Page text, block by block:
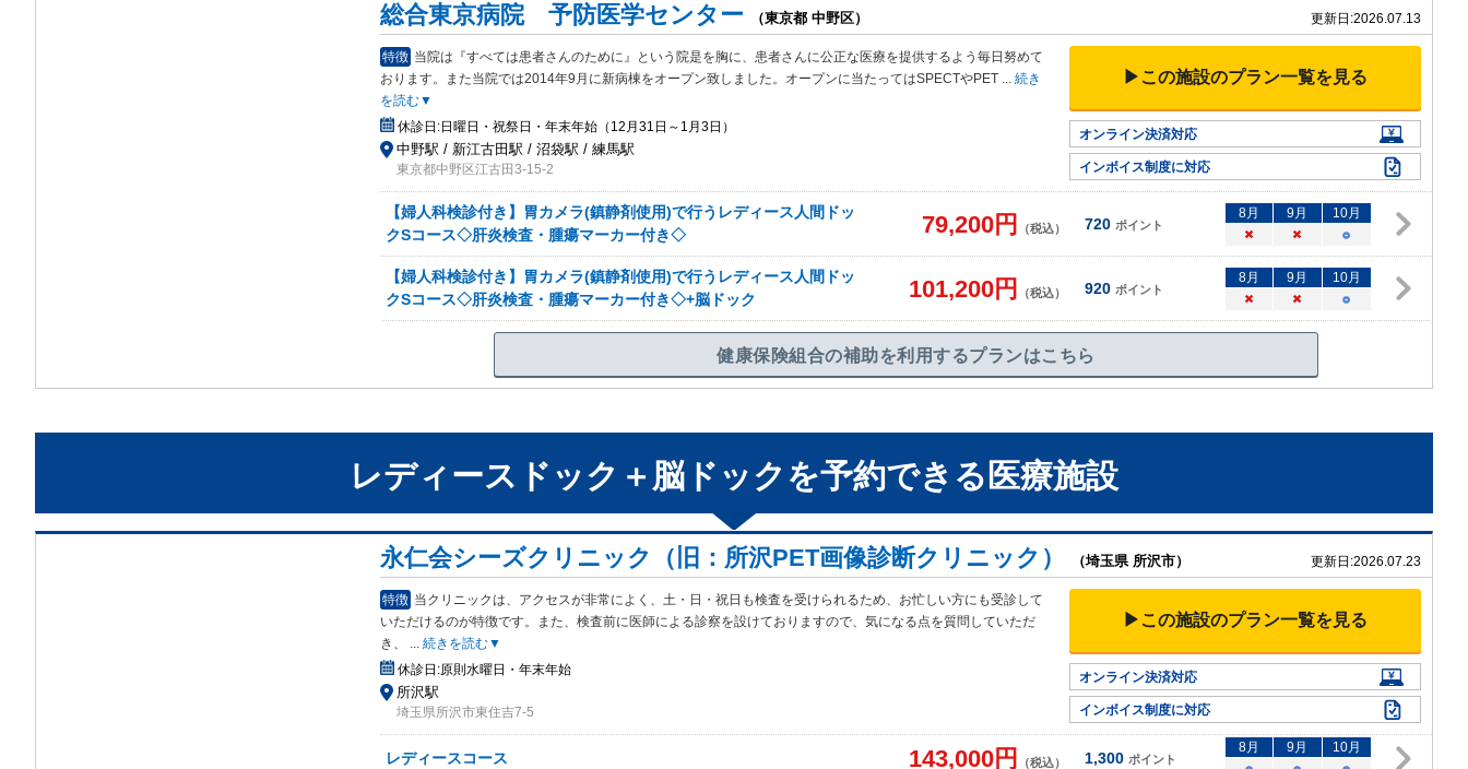
総合東京病院 予防医学センター （東京都 中野区） 更新日:2026.07.13
特徴 当院は『すべては患者さんのために』という院是を胸に、患者さんに公正な医療を提供するよう毎日努めて
おり ます。また当院では2014年9月に新病棟をオープン致しました。オープンに当たってはSPECTやPET ... 続き
を読む▼
休診日:日曜日・祝祭日・年末年始（12月31日～1月3日）
中野駅 / 新江古田駅 / 沼袋駅 / 練馬駅
東京都中野区江古田3-15-2
▶この施設のプラン一覧を見る
オンライン決済対応
インボイス制度に対応
【婦人科検診付き】胃カメラ(鎮静剤使用)で行うレディース人間ドッ
クSコース◇肝炎検査・腫瘍マーカー付き◇
79,200円 （税込） 720 ポイント
8月 9月 10月
×
× ○
【婦人科検診付き】胃カメラ(鎮静剤使用)で行うレディース人間ドッ
クSコース◇肝炎検査・腫瘍マーカー付き◇+脳ドック
101,200円 （税込） 920 ポイント
8月 9月 10月
×
× ○
健康保険組合の補助を利用するプランはこちら
レディースドック＋脳ドック を予約できる 医療施設
永仁会シーズクリニック（旧：所沢PET画像診断クリニック） （埼玉県 所沢市） 更新日:2026.07.23
特徴 当クリニックは、アクセスが非常によく、土・日・祝日も検査を受けられるため、お忙しい方にも受診して
いただけるのが特徴です。また、検査前に医師による診察を設けておりますので、気になる点を質問していただ
き、
... 続きを読む▼
休診日:原則水曜日・年末年始
所沢駅
埼玉県所沢市東住吉7-5
▶この施設のプラン一覧を見る
オンライン決済対応
インボイス制度に対応
レディースコース 143,000円 （税込） 1,300 ポイント
8月 9月 10月